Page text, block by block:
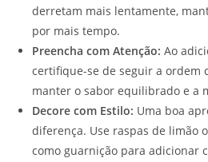
derretam mais lentamente,
por mais tempo.
Preencha com Atenção: Ao
certifique-se de seguir a ordem
manter o sabor equilibrado e a
Decore com Estilo: Uma boa
diferença. Use raspas de limão
como guarnição para adicionar